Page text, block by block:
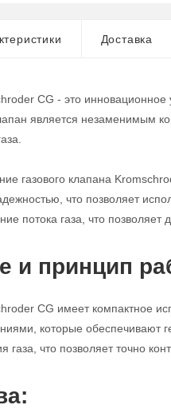
Доставка
CG - это
является незаменимым
газового клапана
что позволяет
потока газа, что
и принцип
CG имеет компактное
которые обеспечивают
газа, что позволяет точно